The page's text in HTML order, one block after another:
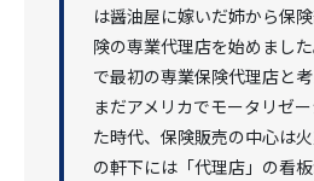
は醤油屋に嫁いだ姉から保
険の専業代理店を始めまし
で最初の専業保険代理店と
まだアメリカでモータリゼ
た時代、保険販売の中心は
の軒下には「代理店」の看板